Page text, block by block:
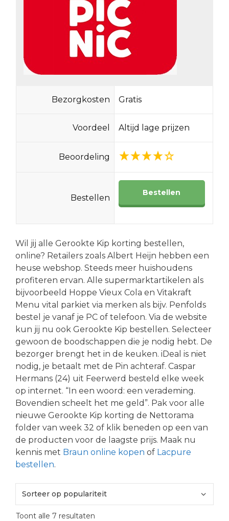
Bezorgkosten Gratis
Voordeel Altijd lage prijzen
Beoordeling
Bestellen
Bestellen
Wil jij alle Gerookte Kip korting bestellen,
online? Retailers zoals Albert Heijn hebben een
heuse webshop. Steeds meer huishoudens
profiteren ervan. Alle supermarktartikelen als
bijvoorbeeld Hoppe Vieux Cola en Vitakraft
Menu vital parkiet via merken als bijv. Penfolds
bestel je vanaf je PC of telefoon. Via de website
kun jij nu ook Gerookte Kip bestellen. Selecteer
gewoon de boodschappen die je nodig hebt. De
bezorger brengt het in de keuken. iDeal is niet
nodig, je betaalt met de Pin achteraf. Caspar
Hermans (24) uit Feerwerd besteld elke week
op internet. “In een woord: een verademing.
Bovendien scheelt het me geld”. Pak voor alle
nieuwe Gerookte Kip korting de Nettorama
folder van week 32 of klik beneden op een van
de producten voor de laagste prijs. Maak nu
kennis met Braun online kopen of Lacpure
bestellen.
Toont alle 7 resultaten